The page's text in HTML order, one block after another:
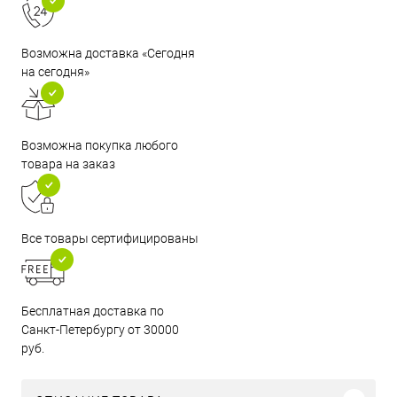
Возможна доставка «Сегодня
на сегодня»
Возможна покупка любого
товара на заказ
Все товары сертифицированы
Бесплатная доставка по
Санкт-Петербургу от 30000
руб.